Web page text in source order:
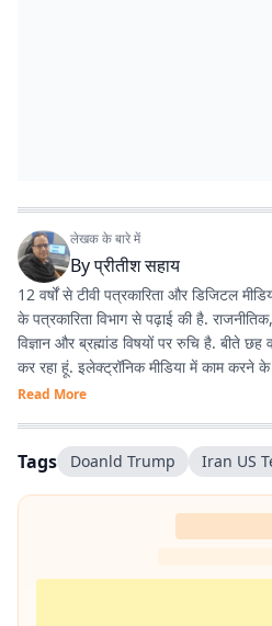
लेखक के बारे में
Byप्रीतीश सहाय
12 वर्षों से टीवी पत्रकारिता और डिजिटल
के पत्रकारिता विभाग से पढ़ाई की है.
विज्ञान और ब्रह्मांड विषयों पर रुचि है. बीते छह वर्षों से प्रभात खबर.कॉम के लिए काम
कर रहा हूं. इलेक्ट्रॉनिक मीडिया में काम करने
काफी अच्छा रहा है.
Read More
Tags Doanld Trump Iran US